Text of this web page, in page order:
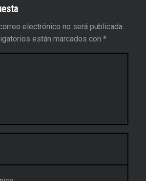
electrónico no será publicada.
están marcados con *